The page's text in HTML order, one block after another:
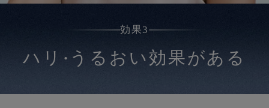
効果3
ハリ ・ うるおい効果がある